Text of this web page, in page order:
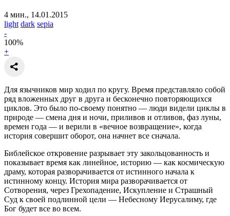
4 мин., 14.01.2015
light dark sepia
-
100%
+
Для язычников мир ходил по кругу. Время представляло собой
ряд вложенных друг в друга и бесконечно повторяющихся
циклов. Это было по-своему понятно — люди видели циклы в
природе — смена дня и ночи, приливов и отливов, фаз луны,
времен года — и верили в «вечное возвращение», когда
история совершит оборот, она начнет все сначала.
Библейское откровение разрывает эту закольцованность и
показывает время как линейное, историю — как космическую
драму, которая разворачивается от истинного начала к
истинному концу. История мира разворачивается от
Сотворения, через Грехопадение, Искупление и Страшный
Суд к своей подлинной цели — Небесному Иерусалиму, где
Бог будет все во всем.